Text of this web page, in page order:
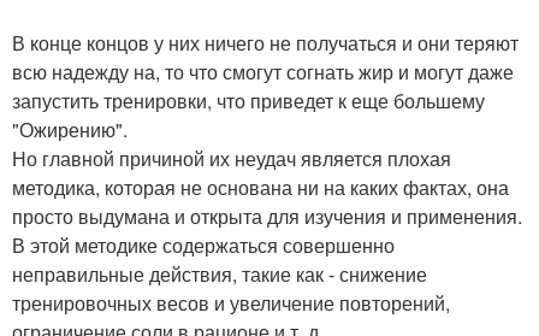
В конце концов у них ничего не получаться и они теряют
всю надежду на, то что смогут согнать жир и могут даже
запустить тренировки, что приведет к еще большему
"Ожирению".
Но главной причиной их неудач является плохая
методика, которая не основана ни на каких фактах, она
просто выдумана и открыта для изучения и применения.
В этой методике содержаться совершенно
неправильные действия, такие как - снижение
тренировочных весов и увеличение повторений,